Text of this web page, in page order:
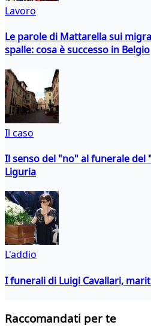
Lavoro
Le parole di Mattarella sui
spalle: cosa è successo in Belgio
Il caso
Il senso del "no" al funerale
Liguria
L'addio
I funerali di Luigi Cavallari,
Raccomandati per te